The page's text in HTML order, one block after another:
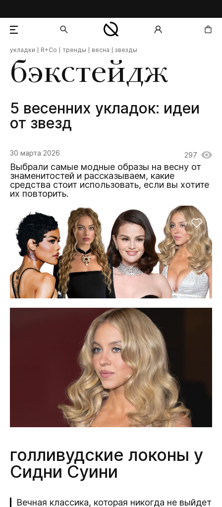
добавлен в корзину
бэкстейдж
5 весенних укладок: идеи
от звезд
укладки R+Co тренды весна звезды
30 марта 2026 297
Выбрали самые модные образы на весну от
знаменитостей и рассказываем, какие
средства стоит использовать, если вы хотите
их повторить.
голливудские локоны у
Сидни Суини
Вечная классика, которая никогда не выйдет